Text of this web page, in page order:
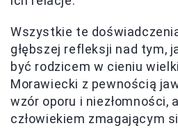
Wszystkie te
głębszej refleksji nad tym,
być rodzicem w cieniu
Morawiecki z pewnością
wzór oporu i niezłomności,
człowiekiem zmagającym